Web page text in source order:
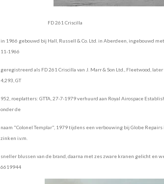
FD 261 Criscilla
in 1966 gebouwd bij Hall, Russell & Co. Ltd. in Aberdeen, ingebouwd
11-1966
geregistreerd als FD 261 Criscilla van J. Marr & Son Ltd., Fleetwood,
4,293, GT
952, roeplatters: GTTA, 27-7-1979 verhuurd aan Royal Airospace
onder de
naam "Colonel Templar", 1979 tijdens een verbouwing bij Globe
zinken i.v.m.
sneller blussen van de brand, daarna met zes zware kranen gelicht en
6619944